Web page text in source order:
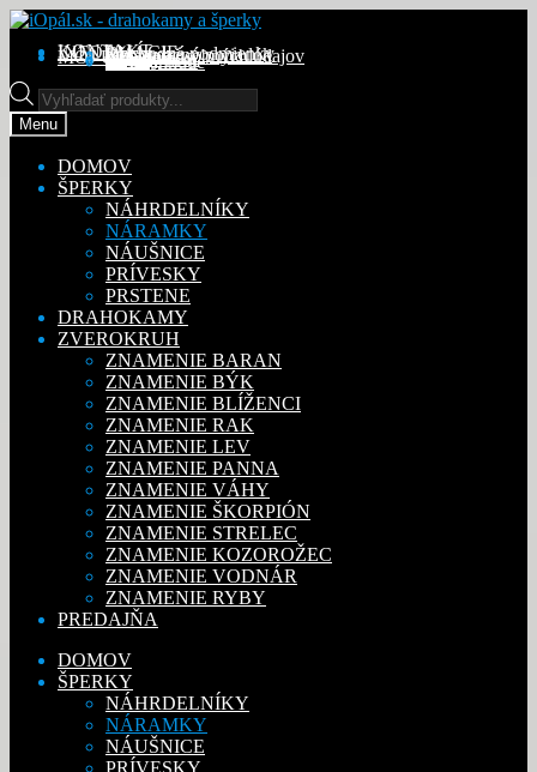
Preskočiť
navigáciu
Preskočiť
obsah
KONTAKT
INFORMÁCIE
Obchodné podmienky
Reklamačný poriadok
Ochrana osobných údajov
MÔJ ÚČETObjednávky
Adresy
Detaily účtu
Na stiahnutie
Products
search
Menu
DOMOV
ŠPERKY
NÁHRDELNÍKY
NÁRAMKY
NÁUŠNICE
PRÍVESKY
PRSTENE
DRAHOKAMY
ZVEROKRUH
ZNAMENIE BARAN
ZNAMENIE BÝK
ZNAMENIE BLÍŽENCI
ZNAMENIE RAK
ZNAMENIE LEV
ZNAMENIE PANNA
ZNAMENIE VÁHY
ZNAMENIE ŠKORPIÓN
ZNAMENIE STRELEC
ZNAMENIE KOZOROŽEC
ZNAMENIE VODNÁR
ZNAMENIE RYBY
PREDAJŇA
DOMOV
ŠPERKY
NÁHRDELNÍKY
NÁRAMKY
NÁUŠNICE
PRÍVESKY